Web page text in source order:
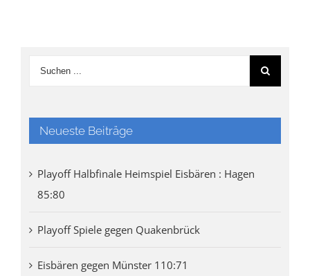
Neueste Beiträge
Playoff Halbfinale Heimspiel Eisbären : Hagen
85:80
Playoff Spiele gegen Quakenbrück
Eisbären gegen Münster 110:71